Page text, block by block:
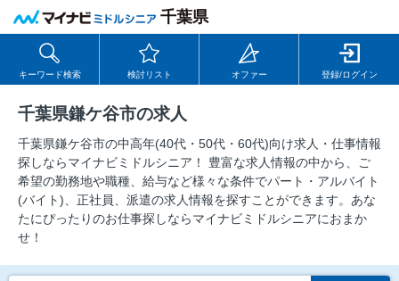
千葉県
キーワード検索 検討リスト オファー 登録/ログイン
千葉県鎌ケ谷市の求人
千葉県鎌ケ谷市の中⾼年(40代・50代・60代)向け求⼈・仕事情報
探しならマイナビミドルシニア！ 豊富な求人情報の中から、ご
希望の勤務地や職種、給与など様々な条件でパート・アルバイト
(バイト)、正社員、派遣の求人情報を探すことができます。あな
たにぴったりのお仕事探しならマイナビミドルシニアにおまか
せ！